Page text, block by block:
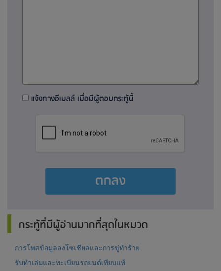
แจ้งทางอีเมลล์ เมื่อมีผู้ตอบกระทู้นี้
ตกลง
กระทู้ที่มีผู้อ่านมากที่สุดในหมวด
การโพสข้อมูลลงโซเชียลและการขู่ทำร้าย
รับทำเล่มและทะเบียนรถยนต์เทียบแท้